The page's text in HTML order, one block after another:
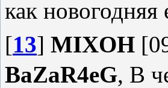
как новогодняя
[13] MIXOH
BaZaR4eG, В